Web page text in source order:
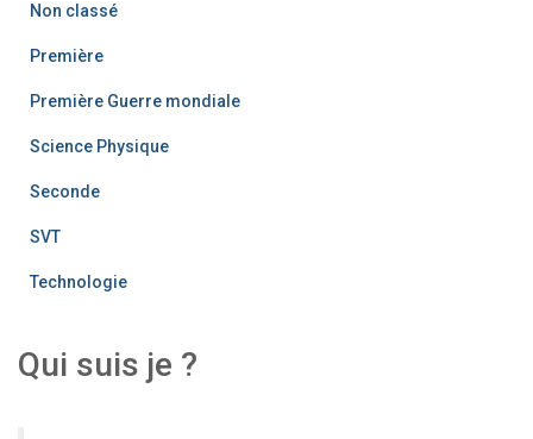
Non classé
Première
Première Guerre mondiale
Science Physique
Seconde
SVT
Technologie
Qui suis je ?